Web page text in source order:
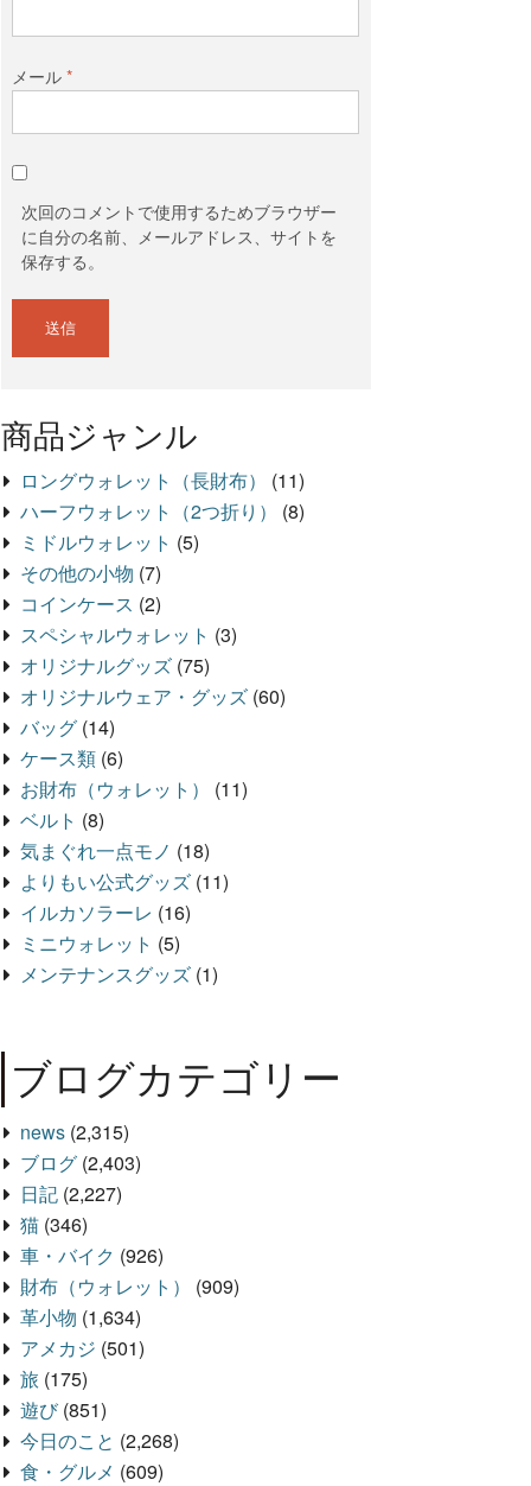
メール*
次回のコメントで使用するためブラウザー
に自分の名前、メールアドレス、サイトを
保存する。
商品ジャンル
ロングウォレット（長財布）
(11)
ハーフウォレット（2つ折り）
(8)
ミドルウォレット (5)
その他の小物 (7)
コインケース (2)
スペシャルウォレット (3)
オリジナルグッズ (75)
オリジナルウェア・グッズ (60)
バッグ (14)
ケース類 (6)
お財布（ウォレット）
(11)
ベルト (8)
気まぐれ一点モノ (18)
よりもい公式グッズ (11)
イルカソラーレ (16)
ミニウォレット (5)
メンテナンスグッズ (1)
ブログカテゴリー
news (2,315)
ブログ (2,403)
日記 (2,227)
猫 (346)
車・バイク (926)
財布（ウォレット）
(909)
革小物 (1,634)
アメカジ (501)
旅 (175)
遊び(851)
今日のこと (2,268)
食・グルメ (609)